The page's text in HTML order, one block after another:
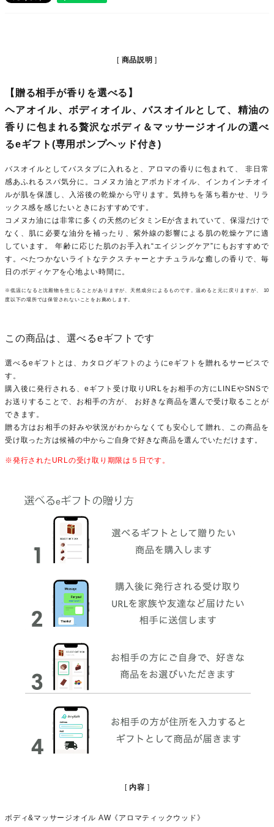
商品説明
【贈る相手が香りを選べる】
ヘアオイル、ボディオイル、バスオイルとして、精油の
香りに包まれる贅沢なボディ＆マッサージオイルの選べ
るeギフト(専用ポンプヘッド付き)
バスオイルとしてバスタブに入れると、アロマの香りに包まれて、 非日常
感あふれるスパ気分に。コメヌカ油とアボカドオイル、インカインチオイ
ルが肌を保護し、入浴後の乾燥から守ります。気持ちを落ち着かせ、リラ
ックス感を感じたいときにおすすめです。
コメヌカ油には非常に多くの天然のビタミンEが含まれていて、保湿だけで
なく、肌に必要な油分を補ったり、紫外線の影響による肌の乾燥ケアに適
しています。 年齢に応じた肌のお手入れ“エイジングケア”にもおすすめで
す。べたつかないライトなテクスチャーとナチュラルな癒しの香りで、毎
日のボディケアを心地よい時間に。
※低温になると沈殿物を生じることがありますが、天然成分によるものです。温めると元に戻りますが、 10
度以下の場所では保管されないことをお薦めします。
この商品は、選べるeギフトです
選べるeギフトとは、カタログギフトのようにeギフトを贈れるサービスで
す。
購入後に発行される、eギフト受け取りURLをお相手の方にLINEやSNSで
お送りすることで、お相手の方が、 お好きな商品を選んで受け取ることが
できます。
贈る方はお相手の好みや状況がわからなくても安心して贈れ、この商品を
受け取った方は候補の中からご自身で好きな商品を選んでいただけます。
※発行されたURLの受け取り期限は５日です。
内容
ボディ&マッサージオイル AW《アロマティックウッド》